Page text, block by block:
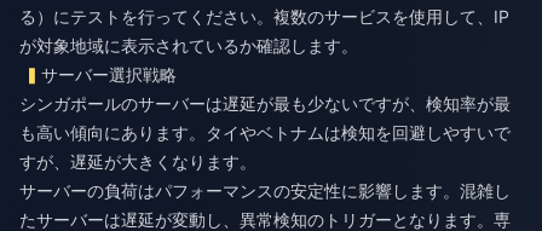
る）にテストを行ってください。複数のサービスを使用して、IP
が対象地域に表示されているか確認します。
サーバー選択戦略
シンガポールのサーバーは遅延が最も少ないですが、検知率が最
も高い傾向にあります。タイやベトナムは検知を回避しやすいで
すが、遅延が大きくなります。
サーバーの負荷はパフォーマンスの安定性に影響します。混雑し
たサーバーは遅延が変動し、異常検知のトリガーとなります。専